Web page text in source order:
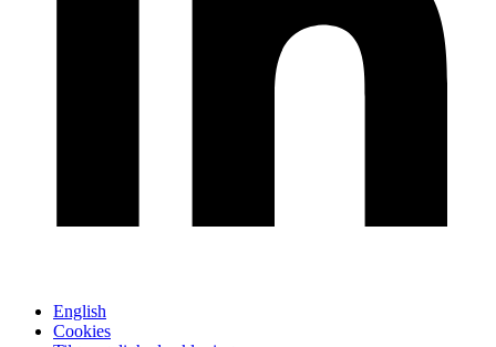
English
Cookies